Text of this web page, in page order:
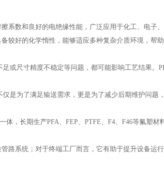
数和良好的电绝缘性能，广泛应用于化工、电子
较好的化学惰性，能够适应多种复杂介质环境，帮
或尺寸精度不稳定等问题，都可能影响工艺结果。
是为了满足输送需求，更是为了减少后期维护问题
，长期生产PFA、FEP、PTFE、F4、F46等氟塑材
路系统；对于终端工厂而言，它有助于提升设备运